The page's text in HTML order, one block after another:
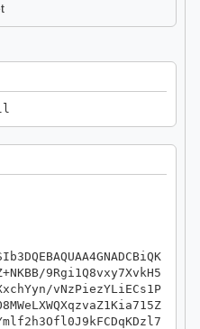
9Rgi1Q8vxy7XvkH5
vNzPiezYLiECs1P